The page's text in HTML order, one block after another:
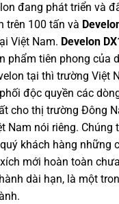
đang phát triển và
trên 100 tấn và
Việt Nam. Develon
phẩm tiên phong của
tại thì trường Việt
độc quyền các
cho thị trường Đông
Nam nói riêng. Chúng
khách hàng những
mới hoàn toàn
dài hạn, là một